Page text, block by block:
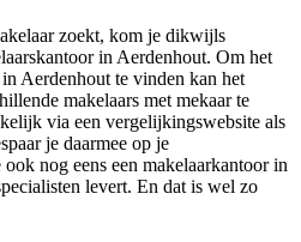
zoekt, kom je dikwijls
in Aerdenhout. Om het
Aerdenhout te vinden kan het
makelaars met mekaar te
via een vergelijkingswebsite als
je daarmee op je
nog eens een makelaarkantoor in
levert. En dat is wel zo